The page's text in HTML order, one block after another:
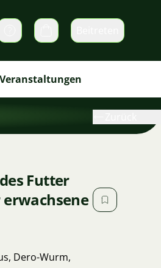
Warenkorb
Futter
Dero-Wurm,